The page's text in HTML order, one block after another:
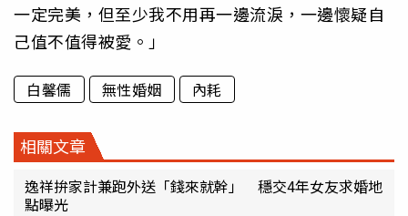
一定完美，但至少我不用再一邊流淚，一邊懷疑自
己值不值得被愛。」
白馨儒 無性婚姻 內耗
相關文章
逸祥拚家計兼跑外送「錢來就幹」 穩交4年女友求婚地
點曝光